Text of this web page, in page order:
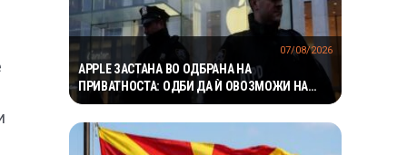
APPLE ЗАСТАНА ВО ОДБРАНА НА
ПРИВАТНОСТА: ОДБИ ДА Ѝ ОВОЗМОЖИ НА
ПОЛИЦИЈАТА ПРИСТАП ДО ICLOUD
07/08/2026